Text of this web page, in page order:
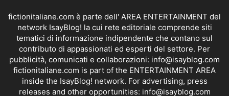
fictionitaliane.com è parte dell' AREA ENTERTAINMENT del
network IsayBlog! la cui rete editoriale comprende siti
tematici di informazione indipendente che contano sul
contributo di appassionati ed esperti del settore. Per
pubblicità, comunicati e collaborazioni: info@isayblog.com
fictionitaliane.com is part of the ENTERTAINMENT AREA
inside the IsayBlog! network. For advertising, press
releases and other opportunities: info@isayblog.com